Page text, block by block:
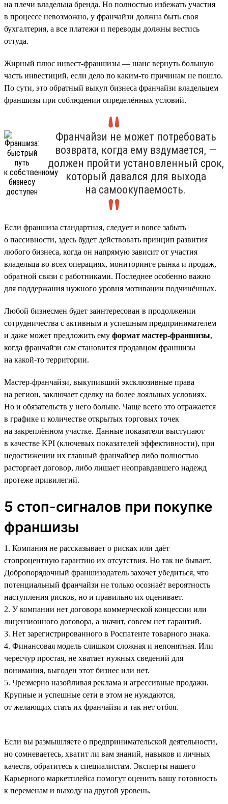
на плечи владельца бренда. Но полностью избежать участия
в процессе невозможно, у франчайзи должна быть своя
бухгалтерия, а все платежи и переводы должны вестись
оттуда.
Жирный плюс инвест-франшизы — шанс вернуть большую
часть инвестиций, если дело по каким-то причинам не пошло.
По сути, это обратный выкуп бизнеса франчайзи владельцем
франшизы при соблюдении определённых условий.
Франчайзи не может потребовать
возврата, когда ему вздумается, —
должен пройти установленный срок,
который давался для выхода
на самоокупаемость.
Если франшиза стандартная, следует и вовсе забыть
о пассивности, здесь будет действовать принцип развития
любого бизнеса, когда он напрямую зависит от участия
владельца во всех операциях, мониторинге рынка и продаж,
обратной связи с работниками. Последнее особенно важно
для поддержания нужного уровня мотивации подчинённых.
Любой бизнесмен будет заинтересован в продолжении
сотрудничества с активным и успешным предпринимателем
и даже может предложить ему формат мастер-франшизы,
когда франчайзи сам становится продавцом франшизы
на какой-то территории.
Мастер-франчайзи, выкупивший эксклюзивные права
на регион, заключает сделку на более лояльных условиях.
Но и обязательств у него больше. Чаще всего это отражается
в графике и количестве открытых торговых точек
на закреплённом участке. Данные показатели выступают
в качестве KPI (ключевых показателей эффективности), при
недостижении их главный франчайзер либо полностью
расторгает договор, либо лишает неоправдавшего надежд
протеже привилегий.
5 стоп-сигналов при покупке
франшизы
1. Компания не рассказывает о рисках или даёт
стопроцентную гарантию их отсутствия. Но так не бывает.
Добропорядочный франшизодатель захочет убедиться, что
потенциальный франчайзи не только осознаёт вероятность
наступления рисков, но и правильно их оценивает.
2. У компании нет договора коммерческой концессии или
лицензионного договора, а значит, совсем нет гарантий.
3. Нет зарегистрированного в Роспатенте товарного знака.
4. Финансовая модель слишком сложная и непонятная. Или
чересчур простая, не хватает нужных сведений для
понимания, выгоден этот бизнес или нет.
5. Чрезмерно назойливая реклама и агрессивные продажи.
Крупные и успешные сети в этом не нуждаются,
от желающих стать их франчайзи и так нет отбоя.
Если вы размышляете о предпринимательской деятельности,
но сомневаетесь, хватит ли вам знаний, навыков и личных
качеств, обратитесь к специалистам. Эксперты нашего
Карьерного маркетплейса помогут оценить вашу готовность
к переменам и выходу на другой уровень.